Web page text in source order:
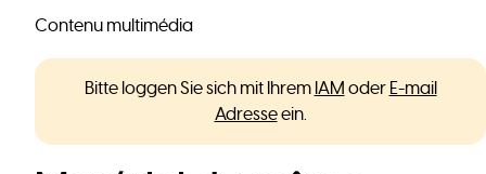
Contenu multimédia
Bitte loggen Sie sich mit Ihrem IAM oder E-mail
Adresseein.